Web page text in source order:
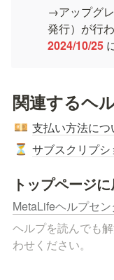
→アップグ
発行）が行
2024/10/25
関連するヘ
💴 支払い方法に
⏳ サブスクリプ
トップページ
MetaLifeヘルプセン
ヘルプを読んでも
わせください。